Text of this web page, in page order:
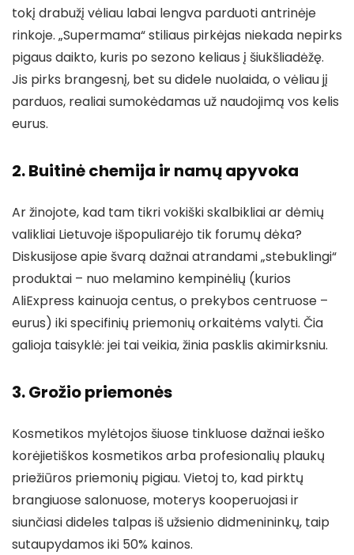
tokį drabužį vėliau labai lengva parduoti antrinėje
rinkoje. „Supermama“ stiliaus pirkėjas niekada nepirks
pigaus daikto, kuris po sezono keliaus į šiukšliadėžę.
Jis pirks brangesnį, bet su didele nuolaida, o vėliau jį
parduos, realiai sumokėdamas už naudojimą vos kelis
eurus.
2. Buitinė chemija ir namų apyvoka
Ar žinojote, kad tam tikri vokiški skalbikliai ar dėmių
valikliai Lietuvoje išpopuliarėjo tik forumų dėka?
Diskusijose apie švarą dažnai atrandami „stebuklingi“
produktai – nuo melamino kempinėlių (kurios
AliExpress kainuoja centus, o prekybos centruose –
eurus) iki specifinių priemonių orkaitėms valyti. Čia
galioja taisyklė: jei tai veikia, žinia pasklis akimirksniu.
3. Grožio priemonės
Kosmetikos mylėtojos šiuose tinkluose dažnai ieško
korėjietiškos kosmetikos arba profesionalių plaukų
priežiūros priemonių pigiau. Vietoj to, kad pirktų
brangiuose salonuose, moterys kooperuojasi ir
siunčiasi dideles talpas iš užsienio didmenininkų, taip
sutaupydamos iki 50% kainos.